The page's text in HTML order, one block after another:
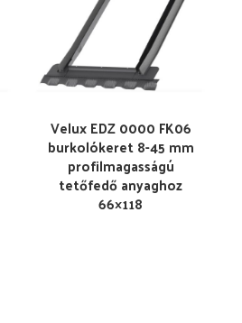
Velux EDZ 0000 FK06
burkolókeret 8-45 mm
profilmagasságú
tetőfedő anyaghoz
66×118